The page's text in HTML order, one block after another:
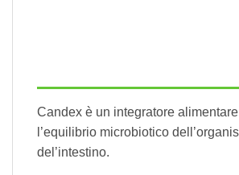
Candex è un integratore
l’equilibrio microbiotico
del’intestino.